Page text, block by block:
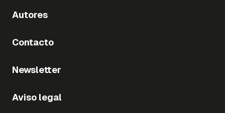
Autores
Contacto
Newsletter
Aviso legal